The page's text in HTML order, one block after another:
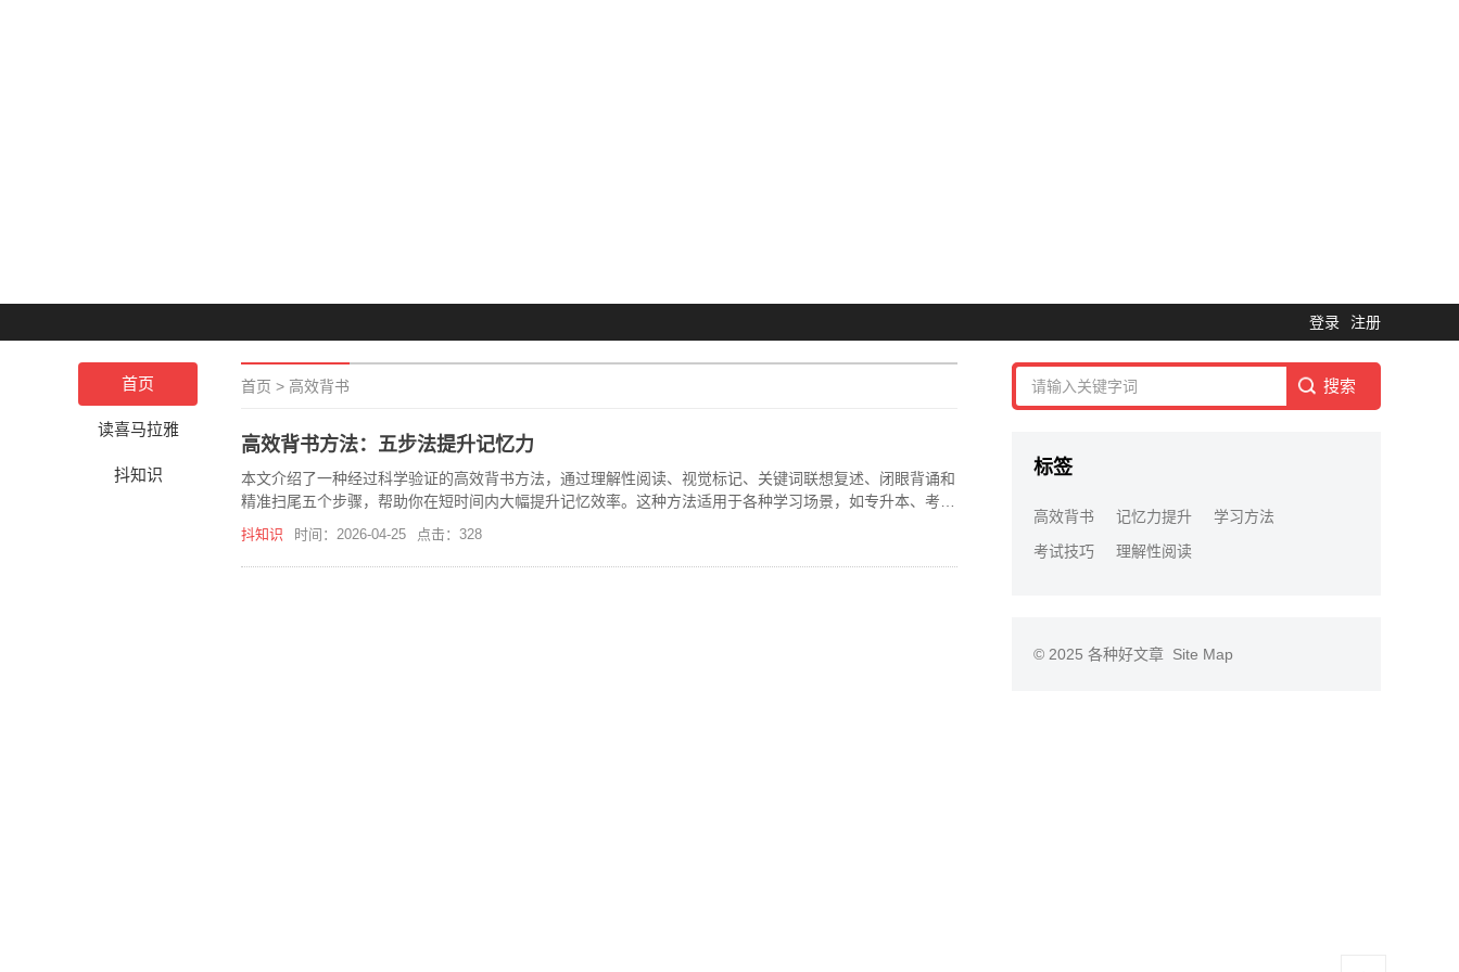
登录 注册
首页
读喜马拉雅
抖知识
首页 > 高效背书
高效背书方法：五步法提升记忆力
本文介绍了一种经过科学验证的高效背书方法，通过理解性阅读、视觉标记、关键词联想复述、闭眼背诵和
精准扫尾五个步骤，帮助你在短时间内大幅提升记忆效率。这种方法适用于各种学习场景，如专升本、考证
等。
抖知识 时间：2026-04-25 点击：328
标签
高效背书 记忆力提升
学习方法
考试技巧
理解性阅读
© 2025 各种好文章 Site Map